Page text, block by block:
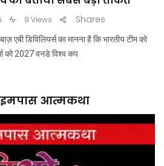
9 Views Shares
एबी डिविलियर्स का मानना है कि भारतीय टीम को
को 2027 वनडे विश्व कप
आत्मकथा